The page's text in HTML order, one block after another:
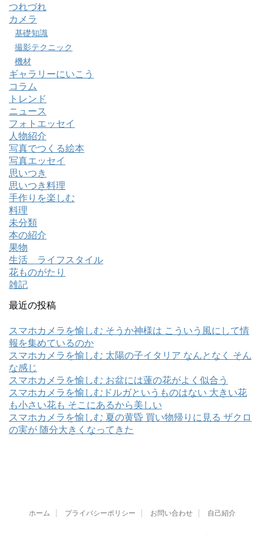
つれづれ
カメラ
基礎知識
撮影テクニック
機材
ギャラリーにいこう
コラム
トレンド
ニュース
フォトエッセイ
人物紹介
写真でつくる絵本
写真エッセイ
思いつき
思いつき料理
手作りを楽しむ
料理
未分類
本の紹介
果物
生活 ライフスタイル
花ものがたり
雑記
最近の投稿
スマホカメラを愉しむ そうか神様は こういう風にして情
報を集めているのか
スマホカメラを愉しむ 太陽の子イタリア なんとなく そん
な感じ
スマホカメラを愉しむ お盆には蓮の花がよく似合う
スマホカメラを愉しむドルガというものはない 大きい花
も小さい花も そこにあるから美しい
スマホカメラを愉しむ 夏の黄昏 買い物帰りに見る ザクロ
の実が 随分大きくなってきた
ホーム プライバシーポリシー お問い合わせ 自己紹介